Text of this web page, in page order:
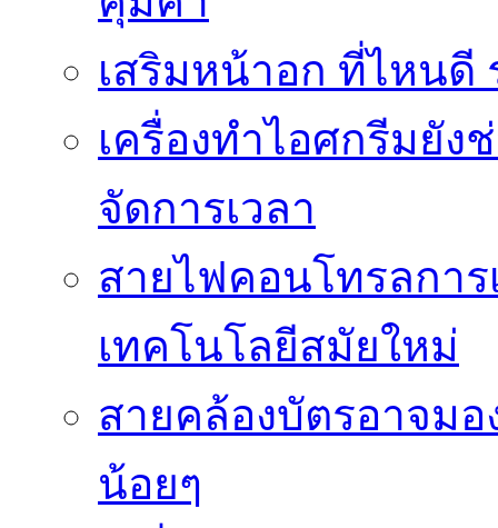
เสริมหน้าอก ที่ไหนดี
เครื่องทำไอศกรีมยัง
จัดการเวลา
สายไฟคอนโทรลกา
เทคโนโลยีสมัยใหม่
สายคล้องบัตรอาจมอ
น้อยๆ